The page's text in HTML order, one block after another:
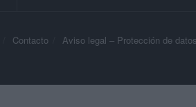
Contacto Aviso legal – Protección de datos